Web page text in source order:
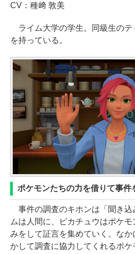
CV：種﨑 敦美
ライム大学の学生。同級生のテ
を持っている。
ポケモンたちの力を借りて事件
事件の調査のキホンは「聞き込
ムは人間に、ピカチュウはポケ
みをして証言を集めていく。な
かして調査に協力してくれるポケ